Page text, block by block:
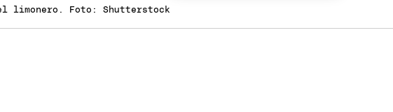
limonero. Foto: Shutterstock